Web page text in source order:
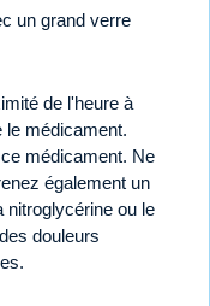
un grand verre
de l'heure à
le médicament.
médicament. Ne
également un
nitroglycérine ou le
douleurs